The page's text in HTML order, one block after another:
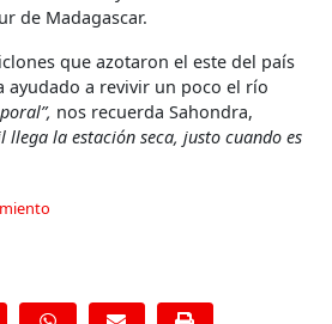
de Madagascar.
que azotaron el este del país
ayudado a revivir un poco el río
nos recuerda Sahondra,
llega la estación seca, justo cuando es